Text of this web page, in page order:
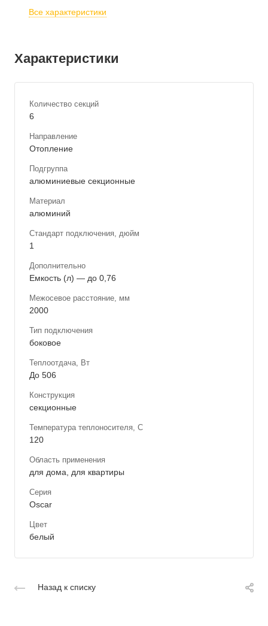
Все характеристики
Характеристики
Количество секций
6
Направление
Отопление
Подгруппа
алюминиевые секционные
Материал
алюминий
Стандарт подключения, дюйм
1
Дополнительно
Емкость (л) — до 0,76
Межосевое расстояние, мм
2000
Тип подключения
боковое
Теплоотдача, Вт
До 506
Конструкция
секционные
Температура теплоносителя, С
120
Область применения
для дома, для квартиры
Серия
Oscar
Цвет
белый
Назад к списку